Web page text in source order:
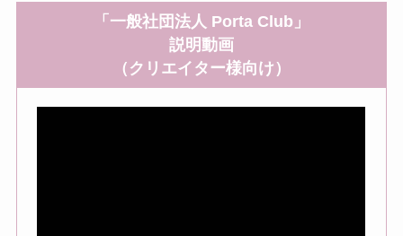
「一般社団法人 Porta Club」
説明動画
（クリエイター様向け）